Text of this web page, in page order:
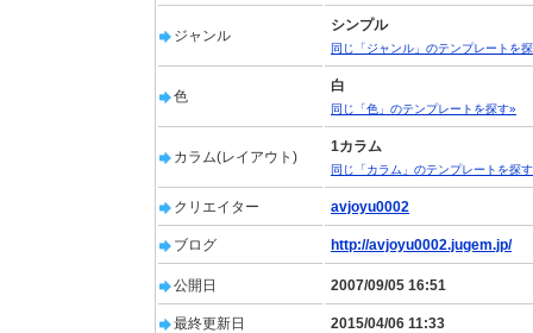
ジャンル
シンプル
同じ「ジャンル」のテンプレートを
色
白
同じ「色」のテンプレートを探す»
カラム(レイアウト)
1カラム
同じ「カラム」のテンプレートを探
クリエイター avjoyu0002
ブログ http://avjoyu0002.jugem.jp/
公開日 2007/09/05 16:51
最終更新日 2015/04/06 11:33